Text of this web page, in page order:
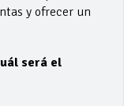
y ofrecer un
será el